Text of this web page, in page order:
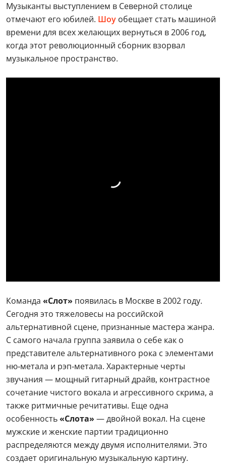
Музыканты выступлением в Северной столице
отмечают его юбилей. Шоу обещает стать машиной
времени для всех желающих вернуться в 2006 год,
когда этот революционный сборник взорвал
музыкальное пространство.
Команда «Слот» появилась в Москве в 2002 году.
Сегодня это тяжеловесы на российской
альтернативной сцене, признанные мастера жанра.
С самого начала группа заявила о себе как о
представителе альтернативного рока с элементами
ню‑метала и рэп‑метала. Характерные черты
звучания — мощный гитарный драйв, контрастное
сочетание чистого вокала и агрессивного скрима, а
также ритмичные речитативы. Еще одна
особенность«Слота» — двойной вокал. На сцене
мужские и женские партии традиционно
распределяются между двумя исполнителями. Это
создает оригинальную музыкальную картину.